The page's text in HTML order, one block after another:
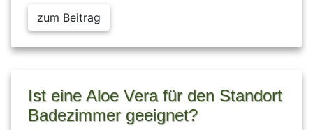
zum Beitrag
Ist eine Aloe Vera für den Standort
Badezimmer geeignet?